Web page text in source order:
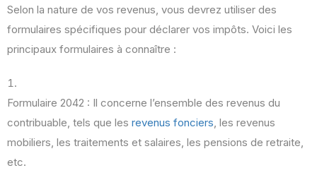
Selon la nature de vos revenus, vous devrez utiliser des
formulaires spécifiques pour déclarer vos impôts. Voici les
principaux formulaires à connaître :
Formulaire 2042 : Il concerne l’ensemble des revenus du
contribuable, tels que les revenus fonciers, les revenus
mobiliers, les traitements et salaires, les pensions de retraite,
etc.